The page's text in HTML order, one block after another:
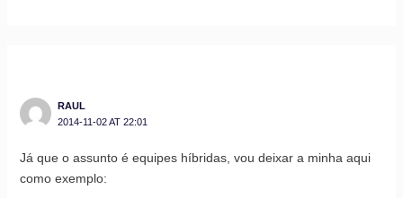
RAUL
2014-11-02 AT 22:01
Já que o assunto é equipes híbridas, vou deixar a minha aqui
como exemplo: